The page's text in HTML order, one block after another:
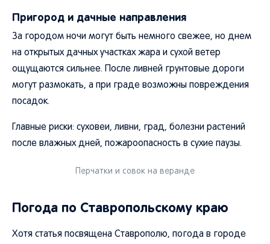
Пригород и дачные направления
За городом ночи могут быть немного свежее, но днем
на открытых дачных участках жара и сухой ветер
ощущаются сильнее. После ливней грунтовые дороги
могут размокать, а при граде возможны повреждения
посадок.
Главные риски: суховеи, ливни, град, болезни растений
после влажных дней, пожароопасность в сухие паузы.
Перчатки и совок на веранде
Погода по Ставропольскому краю
Хотя статья посвящена Ставрополю, погода в городе